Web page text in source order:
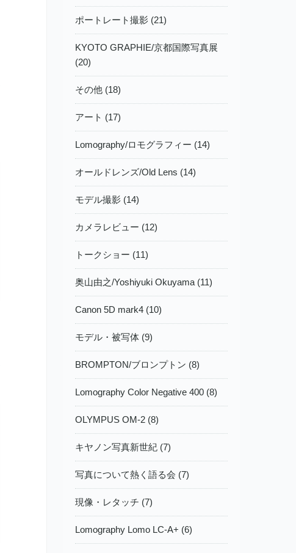
ポートレート撮影 (21)
KYOTO GRAPHIE/京都国際写真展
(20)
その他 (18)
アート (17)
Lomography/ロモグラフィー (14)
オールドレンズ/Old Lens (14)
モデル撮影 (14)
カメラレビュー (12)
トークショー (11)
奥山由之/Yoshiyuki Okuyama (11)
Canon 5D mark4 (10)
モデル・被写体 (9)
BROMPTON/ブロンプトン (8)
Lomography Color Negative 400 (8)
OLYMPUS OM-2 (8)
キヤノン写真新世紀 (7)
写真について熱く語る会 (7)
現像・レタッチ (7)
Lomography Lomo LC-A+ (6)